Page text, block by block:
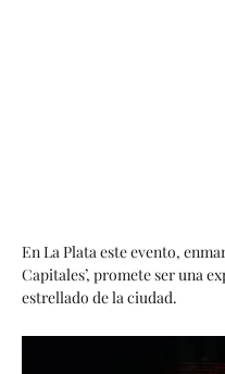
En La Plata este evento,
Capitales’, promete ser una
estrellado de la ciudad.